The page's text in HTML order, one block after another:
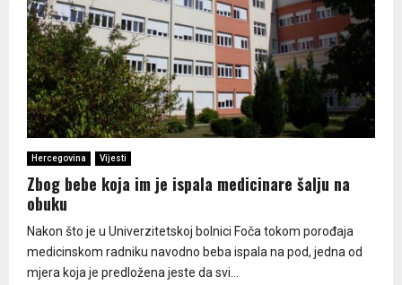
Hercegovina Vijesti
Zbog bebe koja im je ispala medicinare šalju na
obuku
Nakon što je u Univerzitetskoj bolnici Foča tokom porođaja
medicinskom radniku navodno beba ispala na pod, jedna od
mjera koja je predložena jeste da svi...